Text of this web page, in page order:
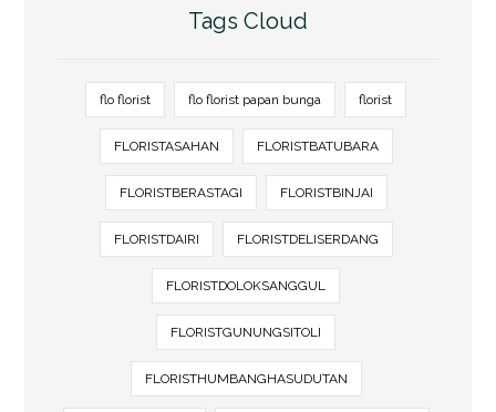
Tags Cloud
flo florist flo florist papan bunga florist
FLORISTASAHAN FLORISTBATUBARA
FLORISTBERASTAGI FLORISTBINJAI
FLORISTDAIRI FLORISTDELISERDANG
FLORISTDOLOKSANGGUL
FLORISTGUNUNGSITOLI
FLORISTHUMBANGHASUDUTAN